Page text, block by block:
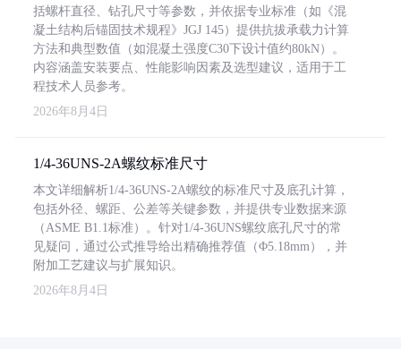
括螺杆直径、钻孔尺寸等参数，并依据专业标准（如《混
凝土结构后锚固技术规程》JGJ 145）提供抗拔承载力计算
方法和典型数值（如混凝土强度C30下设计值约80kN）。
内容涵盖安装要点、性能影响因素及选型建议，适用于工
程技术人员参考。
2026年8月4日
1/4-36UNS-2A螺纹标准尺寸
本文详细解析1/4-36UNS-2A螺纹的标准尺寸及底孔计算，
包括外径、螺距、公差等关键参数，并提供专业数据来源
（ASME B1.1标准）。针对1/4-36UNS螺纹底孔尺寸的常
见疑问，通过公式推导给出精确推荐值（Φ5.18mm），并
附加工艺建议与扩展知识。
2026年8月4日